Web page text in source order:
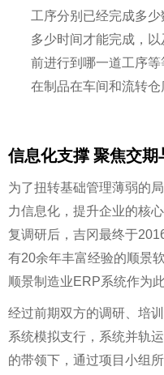
工序分别已经完成多
多少时间才能完成，
前进行到哪一道工序
在制品在车间和流转仓
信息化支撑 聚焦交期
为了扭转基础管理薄弱的
力信息化，提升企业的核
复调研后，吉冈最终于
有20余年丰富经验的顺景
顺景制造业ERP系统作为
经过前期双方的调研、培
系统模拟支行，系统并轨
的带领下，通过项目小组